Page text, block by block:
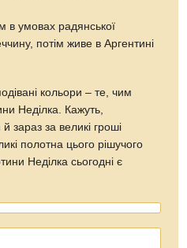
в умовах радянської
потім живе в Аргентині
кольори – те, чим
Неділка. Кажуть,
зараз за великі гроші
полотна цього рішучого
Неділка сьогодні є